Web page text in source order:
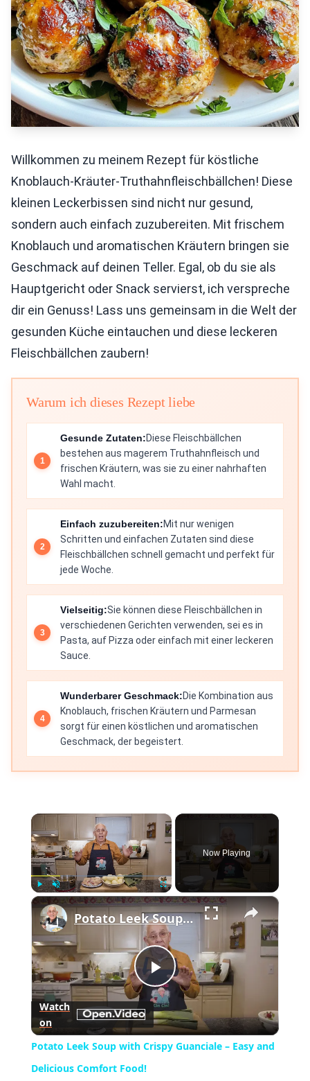
Willkommen zu meinem Rezept für köstliche
Knoblauch-Kräuter-Truthahnfleischbällchen! Diese
kleinen Leckerbissen sind nicht nur gesund,
sondern auch einfach zuzubereiten. Mit frischem
Knoblauch und aromatischen Kräutern bringen sie
Geschmack auf deinen Teller. Egal, ob du sie als
Hauptgericht oder Snack servierst, ich verspreche
dir ein Genuss! Lass uns gemeinsam in die Welt der
gesunden Küche eintauchen und diese leckeren
Fleischbällchen zaubern!
Warum ich dieses Rezept liebe
Gesunde Zutaten:Diese Fleischbällchen
bestehen aus magerem Truthahnfleisch und
frischen Kräutern, was sie zu einer nahrhaften
Wahl macht.
Einfach zuzubereiten:Mit nur wenigen
Schritten und einfachen Zutaten sind diese
Fleischbällchen schnell gemacht und perfekt für
jede Woche.
Vielseitig:Sie können diese Fleischbällchen in
verschiedenen Gerichten verwenden, sei es in
Pasta, auf Pizza oder einfach mit einer leckeren
Sauce.
Wunderbarer Geschmack:Die Kombination aus
Knoblauch, frischen Kräutern und Parmesan
sorgt für einen köstlichen und aromatischen
Geschmack, der begeistert.
×
Unmute Fullscreen
Now Playing
×
Play
Video
Potato Leek Soup with Crispy Guanciale – Easy and Delicious Comfort Food!
Watch
on
Potato Leek Soup with Crispy Guanciale – Easy and
Delicious Comfort Food!